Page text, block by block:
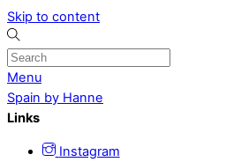
Skip to content
Menu
Spain by Hanne
Links
Instagram